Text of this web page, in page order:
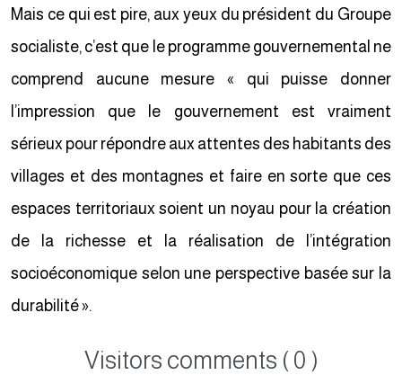
Mais ce qui est pire, aux yeux du président du Groupe
socialiste, c’est que le programme gouvernemental ne
comprend aucune mesure « qui puisse donner
l’impression que le gouvernement est vraiment
sérieux pour répondre aux attentes des habitants des
villages et des montagnes et faire en sorte que ces
espaces territoriaux soient un noyau pour la création
de la richesse et la réalisation de l’intégration
socioéconomique selon une perspective basée sur la
durabilité ».
Visitors comments ( 0 )